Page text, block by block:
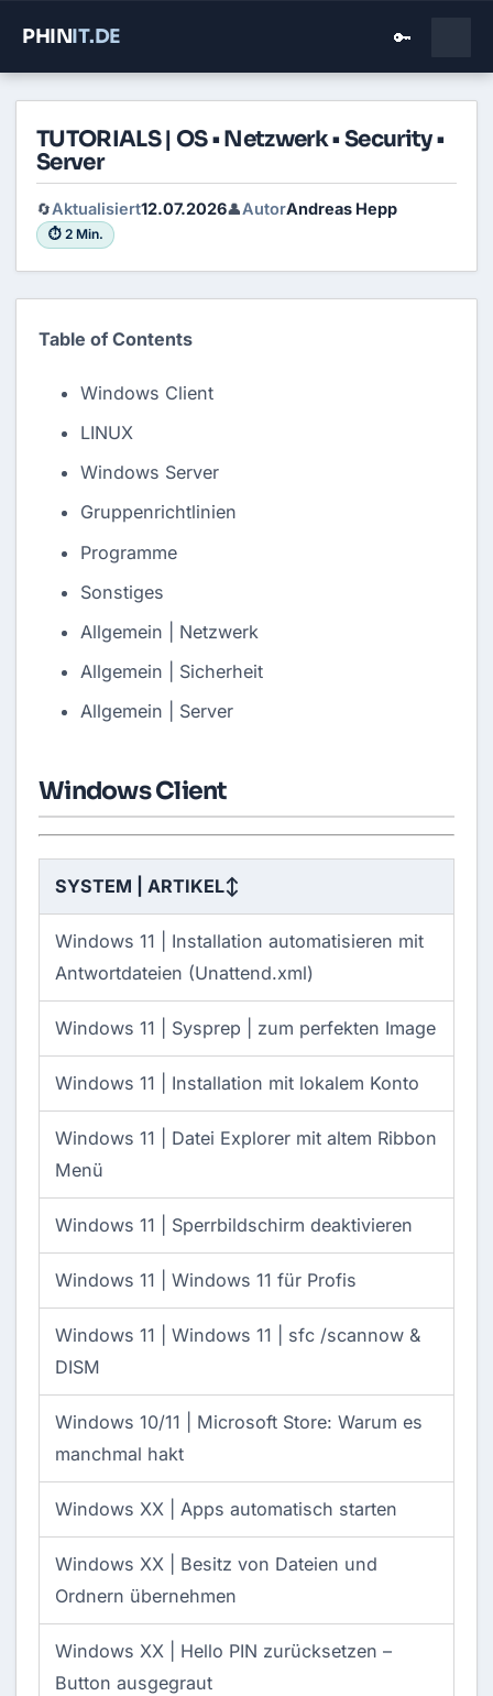
PHINIT.DE 🔑
TUTORIALS | OS • Netzwerk • Security •
Server
🔄Aktualisiert12.07.2026👤AutorAndreas Hepp
⏱ 2 Min.
Table of Contents
Windows Client
LINUX
Windows Server
Gruppenrichtlinien
Programme
Sonstiges
Allgemein | Netzwerk
Allgemein | Sicherheit
Allgemein | Server
Windows Client
SYSTEM | ARTIKEL↕
Windows 11 | Installation automatisieren mit
Antwortdateien (Unattend.xml)
Windows 11 | Sysprep | zum perfekten Image
Windows 11 | Installation mit lokalem Konto
Windows 11 | Datei Explorer mit altem Ribbon
Menü
Windows 11 | Sperrbildschirm deaktivieren
Windows 11 | Windows 11 für Profis
Windows 11 | Windows 11 | sfc /scannow &
DISM
Windows 10/11 | Microsoft Store: Warum es
manchmal hakt
Windows XX | Apps automatisch starten
Windows XX | Besitz von Dateien und
Ordnern übernehmen
Windows XX | Hello PIN zurücksetzen –
Button ausgegraut